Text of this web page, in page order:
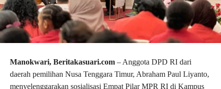
Manokwari, Beritakasuari.com – Anggota DPD RI dari
daerah pemilihan Nusa Tenggara Timur, Abraham Paul Liyanto,
menyelenggarakan sosialisasi Empat Pilar MPR RI di Kampus